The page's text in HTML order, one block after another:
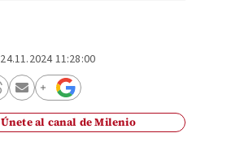
24.11.2024 11:28:00
Únete al canal de Milenio